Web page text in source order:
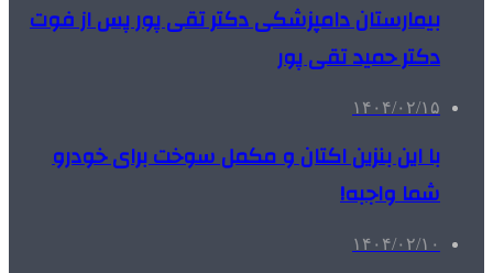
بیمارستان دامپزشکی دکتر تقی پور پس از فوت
دکتر حمید تقی پور
۱۴۰۴/۰۲/۱۵
با این بنزین اکتان و مکمل سوخت برای خودرو
شما واجبه!
۱۴۰۴/۰۲/۱۰